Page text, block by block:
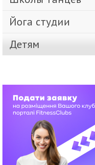
Йога студии
Детям